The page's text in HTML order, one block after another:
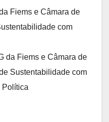
da Fiems e Câmara de
Sustentabilidade com
Política